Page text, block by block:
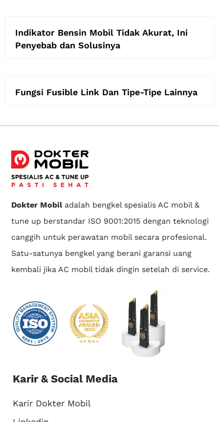
Indikator Bensin Mobil Tidak Akurat, Ini
Penyebab dan Solusinya
Fungsi Fusible Link Dan Tipe-Tipe Lainnya
Dokter Mobiladalah bengkel spesialis AC mobil &
tune up berstandar ISO 9001:2015 dengan teknologi
canggih untuk perawatan mobil secara profesional.
Satu-satunya bengkel yang berani garansi uang
kembali jika AC mobil tidak dingin setelah di service.
Karir & Social Media
Karir Dokter Mobil